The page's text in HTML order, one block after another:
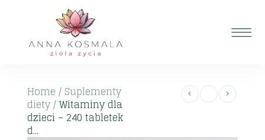
Home / Suplementy
diety/Witaminy dla
dzieci – 240 tabletek
d...